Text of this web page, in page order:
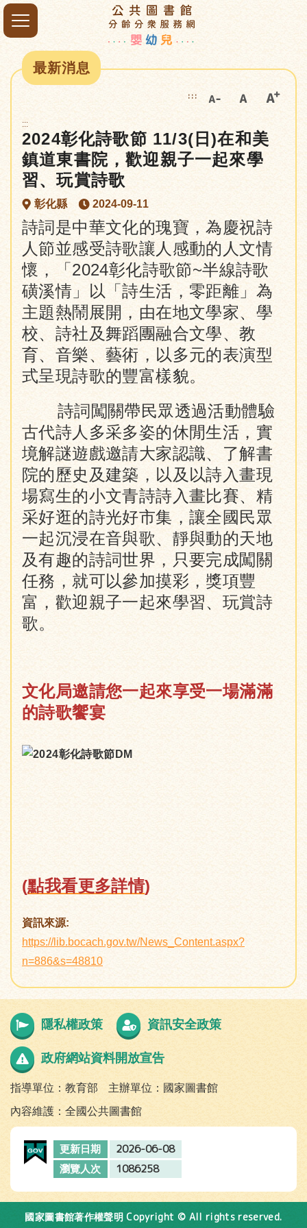
最新消息
:::
:::
2024彰化詩歌節 11/3(日)在和美
鎮道東書院，歡迎親子一起來學
習、玩賞詩歌
彰化縣 2024-09-11
詩詞是中華文化的瑰寶，為慶祝詩
人節並感受詩歌讓人感動的人文情
懷，「2024彰化詩歌節~半線詩歌
磺溪情」以「詩生活，零距離」為
主題熱鬧展開，由在地文學家、學
校、詩社及舞蹈團融合文學、教
育、音樂、藝術，以多元的表演型
式呈現詩歌的豐富樣貌。
詩詞闖關帶民眾透過活動體驗
古代詩人多采多姿的休閒生活，實
境解謎遊戲邀請大家認識、了解書
院的歷史及建築，以及以詩入畫現
場寫生的小文青詩詩入畫比賽、精
采好逛的詩光好市集，讓全國民眾
一起沉浸在音與歌、靜與動的天地
及有趣的詩詞世界，只要完成闖關
任務，就可以參加摸彩，獎項豐
富，歡迎親子一起來學習、玩賞詩
歌。
文化局邀請您一起來享受一場滿滿
的詩歌饗宴
(點我看更多詳情)
資訊來源:
https://lib.bocach.gov.tw/News_Content.aspx?
n=886&s=48810
隱私權政策 資訊安全政策
政府網站資料開放宣告
指導單位：教育部
主辦單位：國家圖書館
內容維護：全國公共圖書館
更新日期 2026-06-08
瀏覽人次 1086258
國家圖書館著作權聲明 Copyright © All rights reserved.